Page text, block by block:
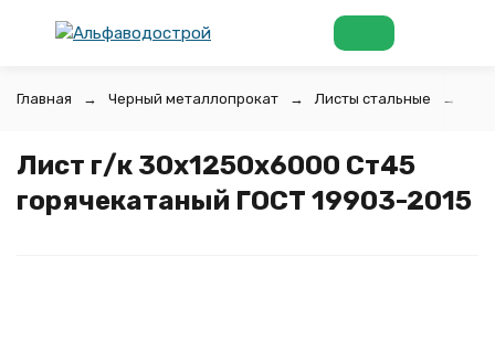
Главная Черный металлопрокат Листы стальные
Лист г/к 30х1250x6000 Ст45
горячекатаный ГОСТ 19903-2015